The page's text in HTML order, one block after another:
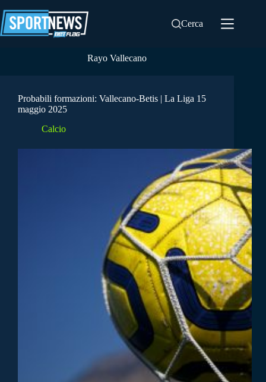
al
contenuto
Cerca
Rayo Vallecano
Probabili formazioni: Vallecano-Betis | La Liga 15
maggio 2025
Calcio